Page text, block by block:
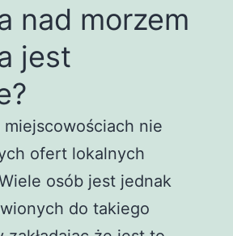
nad morzem
jest
nie
ofert lokalnych
osób jest jednak
do takiego